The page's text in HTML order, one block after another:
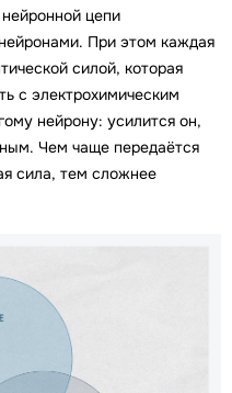
цепи
При этом каждая
силой, которая
с электрохимическим
нейрону: усилится он,
Чем чаще передаётся
сила, тем сложнее